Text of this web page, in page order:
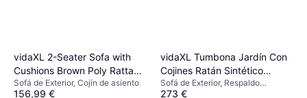
vidaXL 2-Seater Sofa with
Cushions Brown Poly Rattan -
Marrón Sofá de Exterior
Sofá de Exterior, Cojín de asiento
156,99 €
vidaXL Tumbona Jardín Con
Cojines Ratán Sintético
Negro Sofá de Exterior
Sofá de Exterior, Respaldo
Ajustable, Cojín de asiento
273 €